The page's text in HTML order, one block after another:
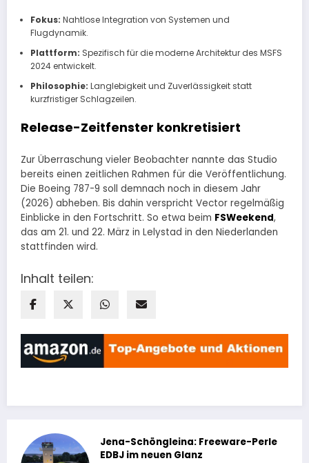
Fokus: Nahtlose Integration von Systemen und
Flugdynamik.
Plattform: Spezifisch für die moderne Architektur des MSFS
2024 entwickelt.
Philosophie: Langlebigkeit und Zuverlässigkeit statt
kurzfristiger Schlagzeilen.
Release-Zeitfenster konkretisiert
Zur Überraschung vieler Beobachter nannte das Studio
bereits einen zeitlichen Rahmen für die Veröffentlichung.
Die Boeing 787-9 soll demnach noch in diesem Jahr
(2026) abheben. Bis dahin verspricht Vector regelmäßig
Einblicke in den Fortschritt. So etwa beim FSWeekend,
das am 21. und 22. März in Lelystad in den Niederlanden
stattfinden wird.
Inhalt teilen:
Jena-Schöngleina: Freeware-Perle
EDBJ im neuen Glanz